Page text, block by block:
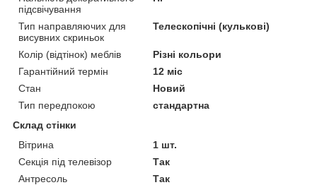
підсвічування
Тип направляючих для
висувних скриньок
Телескопічні (кулькові)
Колір (відтінок) меблів
Різні кольори
Гарантійний термін
12 міс
Стан
Новий
Тип передпокою
стандартна
Склад стінки
Вітрина
1 шт.
Секція під телевізор
Так
Антресоль
Так